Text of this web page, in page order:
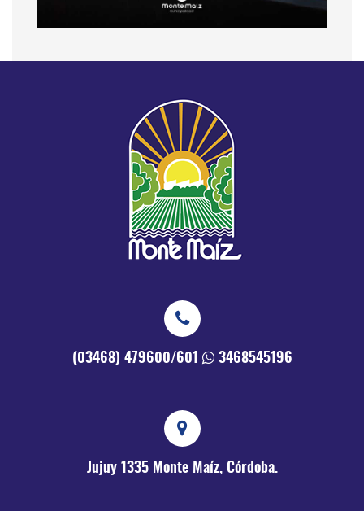
(03468) 479600/601 3468545196
Jujuy 1335 Monte Maíz, Córdoba.